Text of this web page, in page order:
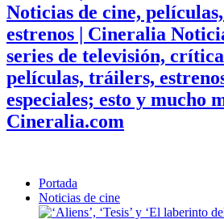
Noticias de cine,
estrenos | Cineralia
series de televisión,
películas, tráilers,
especiales; esto y mucho
Cineralia.com
Portada
Noticias de cine